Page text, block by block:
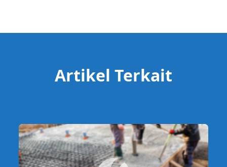
Artikel Terkait